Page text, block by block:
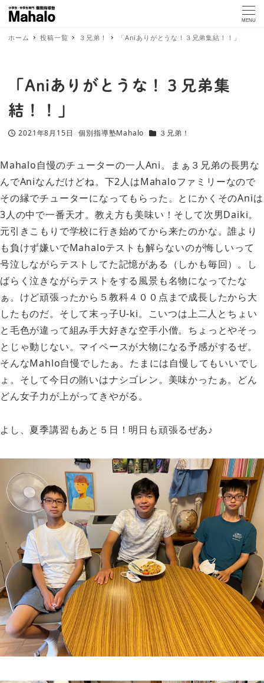
MENU
ホーム 投稿一覧 ３兄弟！ 「Aniありがとうな！３兄弟集結！！」
「Aniありがとうな！３兄弟集
結！！」
投稿日
2021年8月15日
著
個別指導塾Mahalo
カテゴリー
３兄弟！
Mahalo自慢のチューターの一人Ani。まぁ３兄弟の長男な
んでAniなんだけどね。下2人はMahaloファミリーなので
その縁でチューターになってもらった。とにかくそのAniは
3人の中で一番天才。教え方も美味い！そして次男Daiki。
元引きこもりで学校に行き始めてから来たのかな。誰より
も負けず嫌いでMahaloテストも解らないのが悔しいって
号泣しながらテストしてた記憶がある（しかも毎回）。し
ばらく泣きながらテストをする風景も名物になってたな
ぁ。けど頑張ったから５教科４００点まで成長したから大
したものだ。そして末っ子U-ki。こいつは上二人とちょい
と毛色が違って組み手大好きな空手小僧。ちょっとやそっ
とじゃ動じない。マイペースが大物になる予感がするぜ。
そんなMahlo自慢でしたぁ。たまには自慢してもいいでし
ょ。そして今日の賄いはナシゴレン。美味かったぁ。どん
どん女子力が上がってきやがる。
よし、夏季講習もあと５日！明日も頑張るぜあ♪